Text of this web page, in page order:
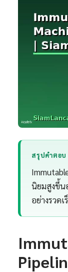
สรุปคำตอบ
นิยมสูงขึ้น
อย่างรวด